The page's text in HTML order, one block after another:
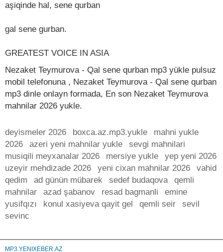
aşiqinde hal, sene qurban
gal sene gurban.
GREATEST VOICE IN ASIA
Nezaket Teymurova - Qal sene qurban mp3 yükle pulsuz
mobil telefonuna , Nezaket Teymurova - Qal sene qurban
mp3 dinle onlayn formada, En son Nezaket Teymurova
mahnilar 2026 yukle.
deyismeler 2026 boxca.az.mp3.yukle
mahni yukle
2026
azeri yeni mahnilar yukle
sevgi mahnilari
musiqili meyxanalar 2026
mersiye yukle
yep yeni 2026
uzeyir mehdizade 2026
yeni cixan mahnilar 2026
vahid
qedim
ad günün mübarek sedef budaqova
qemli
mahnilar
azad şabanov resad bagmanli
emine
yusifqızı
konul xasiyeva qayit gel qemli seir
sevil
sevinc
MP3.YENIXEBER.AZ